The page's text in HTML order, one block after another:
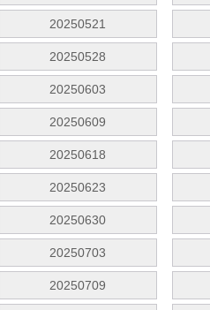
20250521
20250528
20250603
20250609
20250618
20250623
20250630
20250703
20250709